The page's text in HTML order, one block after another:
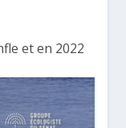
et en 2022